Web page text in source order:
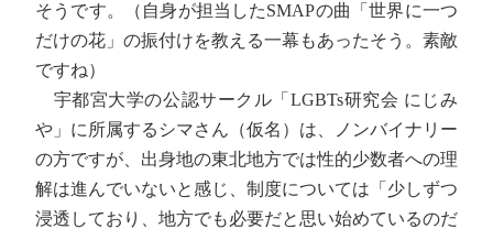
そうです。（自身が担当したSMAPの曲「世界に一つ
だけの花」の振付けを教える一幕もあったそう。素敵
ですね）
宇都宮大学の公認サークル「LGBTs研究会 にじみ
や」に所属するシマさん（仮名）は、ノンバイナリー
の方ですが、出身地の東北地方では性的少数者への理
解は進んでいないと感じ、制度については「少しずつ
浸透しており、地方でも必要だと思い始めているのだ